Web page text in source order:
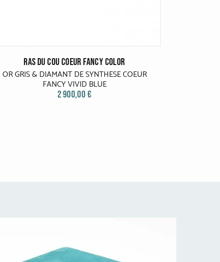
RAS DU COU COEUR FANCY COLOR
OR GRIS & DIAMANT DE SYNTHESE COEUR
FANCY VIVID BLUE
2 900,00 €